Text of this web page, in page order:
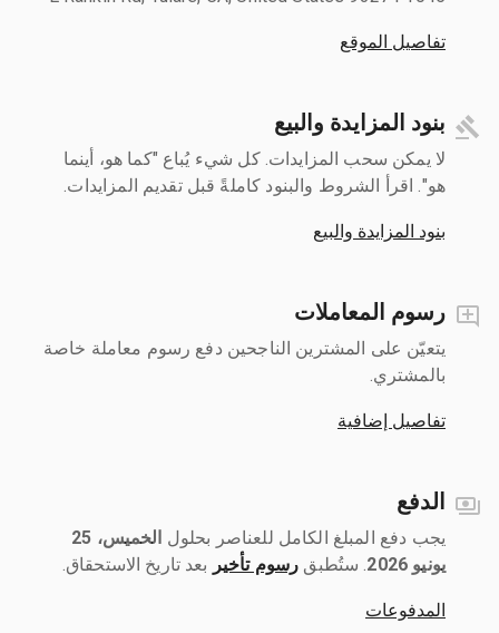
تفاصيل الموقع
بنود المزايدة والبيع
لا يمكن سحب المزايدات. كل شيء يُباع "كما هو، أينما
هو". اقرأ الشروط والبنود كاملةً قبل تقديم المزايدات.
بنود المزايدة والبيع
رسوم المعاملات
يتعيّن على المشترين الناجحين دفع رسوم معاملة خاصة
بالمشتري.
تفاصيل إضافية
الدفع
يجب دفع المبلغ الكامل للعناصر بحلول ‎
الخميس، 25
يونيو 2026
رسوم تأخير بعد تاريخ الاستحقاق.
المدفوعات